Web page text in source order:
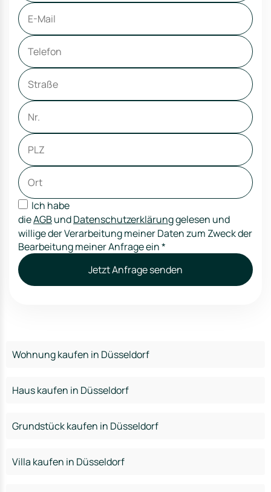
Ich habe
dieAGBundDatenschutzerklärunggelesen und
willige der Verarbeitung meiner Daten zum Zweck der
Bearbeitung meiner Anfrage ein*
Jetzt Anfrage senden
Wohnung kaufen in Düsseldorf
Haus kaufen in Düsseldorf
Grundstück kaufen in Düsseldorf
Villa kaufen in Düsseldorf